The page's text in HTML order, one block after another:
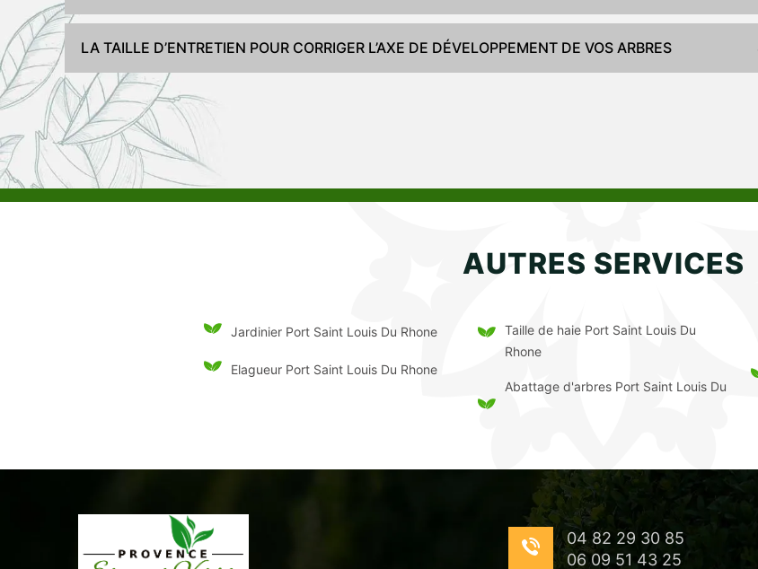
LA TAILLE D’ENTRETIEN POUR CORRIGER L’AXE DE DÉVELOPPEMENT DE VOS ARBRES
AUTRES SERVICES
Jardinier Port Saint Louis Du Rhone
Elagueur Port Saint Louis Du Rhone
Taille de haie Port Saint Louis Du
Rhone
Abattage d'arbres Port Saint Louis Du
04 82 29 30 85
06 09 51 43 25